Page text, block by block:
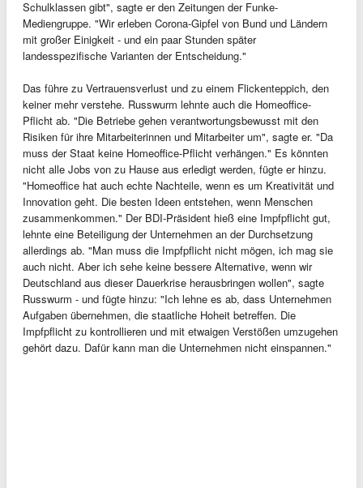
Schulklassen gibt", sagte er den Zeitungen der Funke-
Mediengruppe. "Wir erleben Corona-Gipfel von Bund und Ländern
mit großer Einigkeit - und ein paar Stunden später
landesspezifische Varianten der Entscheidung."
Das führe zu Vertrauensverlust und zu einem Flickenteppich, den
keiner mehr verstehe. Russwurm lehnte auch die Homeoffice-
Pflicht ab. "Die Betriebe gehen verantwortungsbewusst mit den
Risiken für ihre Mitarbeiterinnen und Mitarbeiter um", sagte er. "Da
muss der Staat keine Homeoffice-Pflicht verhängen." Es könnten
nicht alle Jobs von zu Hause aus erledigt werden, fügte er hinzu.
"Homeoffice hat auch echte Nachteile, wenn es um Kreativität und
Innovation geht. Die besten Ideen entstehen, wenn Menschen
zusammenkommen." Der BDI-Präsident hieß eine Impfpflicht gut,
lehnte eine Beteiligung der Unternehmen an der Durchsetzung
allerdings ab. "Man muss die Impfpflicht nicht mögen, ich mag sie
auch nicht. Aber ich sehe keine bessere Alternative, wenn wir
Deutschland aus dieser Dauerkrise herausbringen wollen", sagte
Russwurm - und fügte hinzu: "Ich lehne es ab, dass Unternehmen
Aufgaben übernehmen, die staatliche Hoheit betreffen. Die
Impfpflicht zu kontrollieren und mit etwaigen Verstößen umzugehen
gehört dazu. Dafür kann man die Unternehmen nicht einspannen."